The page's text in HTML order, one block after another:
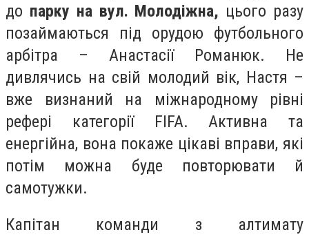
до парку на вул. Молодіжна, цього разу
позаймаються під орудою футбольного
арбітра – Анастасії Романюк. Не
дивлячись на свій молодий вік, Настя –
вже визнаний на міжнародному рівні
рефері категорії FIFA. Активна та
енергійна, вона покаже цікаві вправи, які
потім можна буде повторювати й
самотужки.
Капітан команди з алтимату